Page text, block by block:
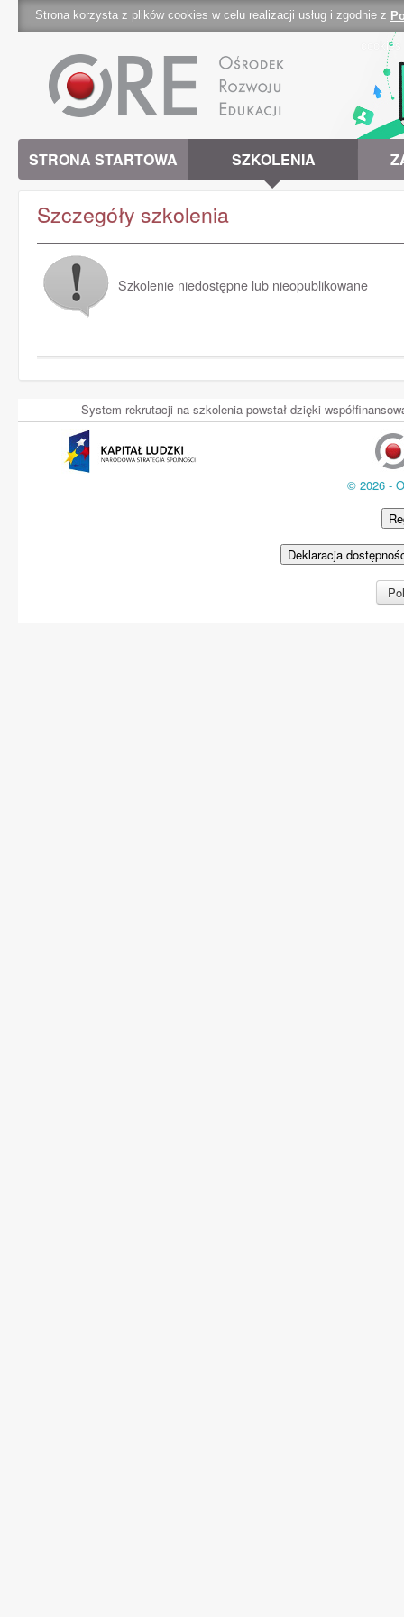
Strona korzysta z plików cookies w celu realizacji usług i zgodnie z
STRONA STARTOWA SZKOLENIA
Szczegóły szkolenia
Szkolenie niedostępne lub nieopublikowane
System rekrutacji na szkolenia powstał dzięki
© 2026 -
Deklaracja